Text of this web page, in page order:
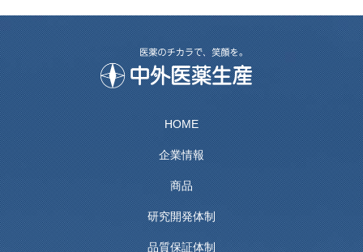
HOME
企業情報
商品
研究開発体制
品質保証体制